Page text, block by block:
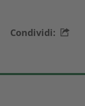
Condividi: